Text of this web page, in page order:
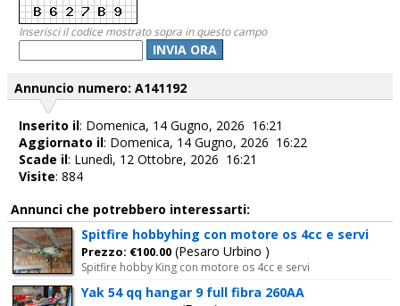
Inserisci il codice mostrato sopra in questo campo
INVIA ORA
Annuncio numero: A141192
Inserito il: Domenica, 14 Gugno, 2026 16:21
Aggiornato il: Domenica, 14 Gugno, 2026 16:22
Scade il: Lunedì, 12 Ottobre, 2026 16:21
Visite: 884
Annunci che potrebbero interessarti:
Spitfire hobbyhing con motore os 4cc e servi
Prezzo: €100.00 (Pesaro Urbino )
Spitfire hobby King con motore os 4cc e servi
Yak 54 qq hangar 9 full fibra 260AA